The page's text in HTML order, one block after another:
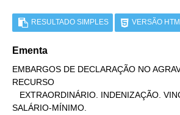
RESULTADO SIMPLES VERSÃO
Ementa
EMBARGOS DE DECLARAÇÃO NO
RECURSO
SALÁRIO-MÍNIMO.